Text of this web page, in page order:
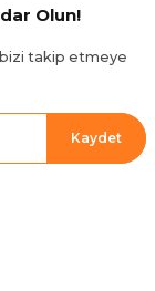
Olun!
takip etmeye
Kaydet